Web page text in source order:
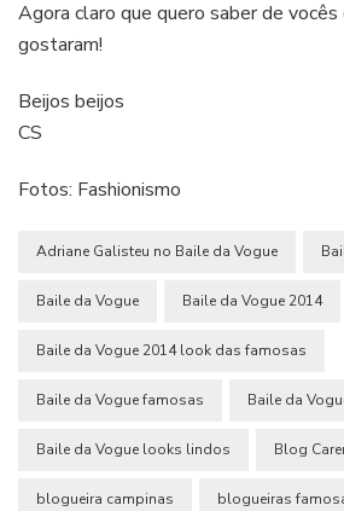
Agora claro que quero saber de
gostaram!
Beijos beijos
CS
Fotos: Fashionismo
Adriane Galisteu no Baile da Vogue
Baile da Vogue Baile da Vogue 2014
Baile da Vogue 2014 look das famosas
Baile da Vogue famosas Baile da
Baile da Vogue looks lindos Blog
blogueira campinas blogueiras